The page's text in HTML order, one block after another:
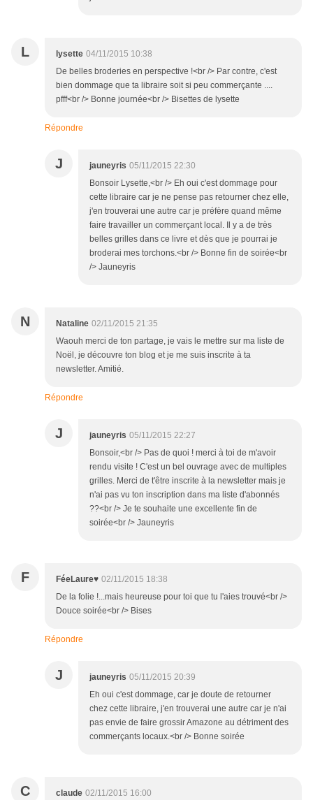
L lysette 04/11/2015 10:38
De belles broderies en perspective !<br /> Par contre, c'est
bien dommage que ta libraire soit si peu commerçante ....
pfff<br /> Bonne journée<br /> Bisettes de lysette
Répondre
J jauneyris 05/11/2015 22:30
Bonsoir Lysette,<br /> Eh oui c'est dommage pour
cette libraire car je ne pense pas retourner chez elle,
j'en trouverai une autre car je préfère quand même
faire travailler un commerçant local. Il y a de très
belles grilles dans ce livre et dès que je pourrai je
broderai mes torchons.<br /> Bonne fin de soirée<br
/> Jauneyris
N Nataline 02/11/2015 21:35
Waouh merci de ton partage, je vais le mettre sur ma liste de
Noël, je découvre ton blog et je me suis inscrite à ta
newsletter. Amitié.
Répondre
J jauneyris 05/11/2015 22:27
Bonsoir,<br /> Pas de quoi ! merci à toi de m'avoir
rendu visite ! C'est un bel ouvrage avec de multiples
grilles. Merci de t'être inscrite à la newsletter mais je
n'ai pas vu ton inscription dans ma liste d'abonnés
??<br /> Je te souhaite une excellente fin de
soirée<br /> Jauneyris
F FéeLaure♥ 02/11/2015 18:38
De la folie !...mais heureuse pour toi que tu l'aies trouvé<br />
Douce soirée<br /> Bises
Répondre
J jauneyris 05/11/2015 20:39
Eh oui c'est dommage, car je doute de retourner
chez cette libraire, j'en trouverai une autre car je n'ai
pas envie de faire grossir Amazone au détriment des
commerçants locaux.<br /> Bonne soirée
C claude 02/11/2015 16:00